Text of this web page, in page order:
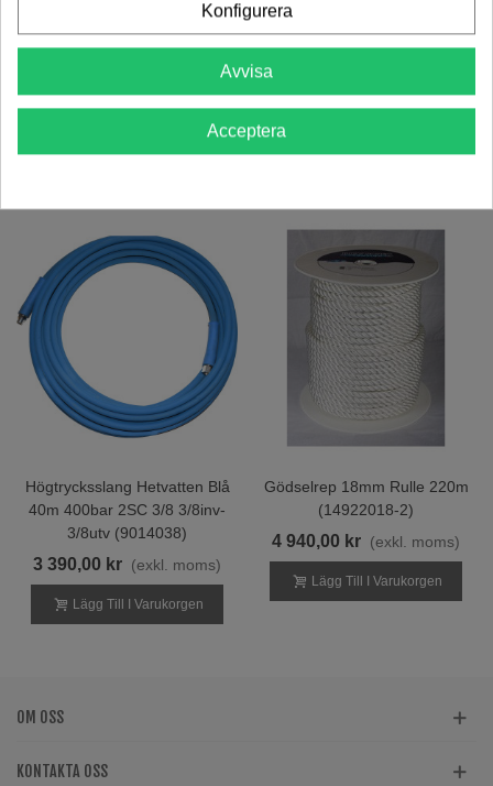
Mer information
Högtrycksslang Hetvatten Blå
40m 400bar 2SC 3/8 3/8inv-
3/8utv (9014038)
3 390,00 kr (exkl. moms)
Lägg Till I Varukorgen
Gödselrep 18mm Rulle 220m
(14922018-2)
4 940,00 kr (exkl. moms)
Lägg Till I Varukorgen
OM OSS
KONTAKTA OSS
Konfigurera
Avvisa
Acceptera